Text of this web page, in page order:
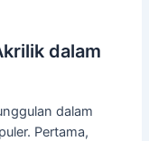
dalam
dalam
Pertama,